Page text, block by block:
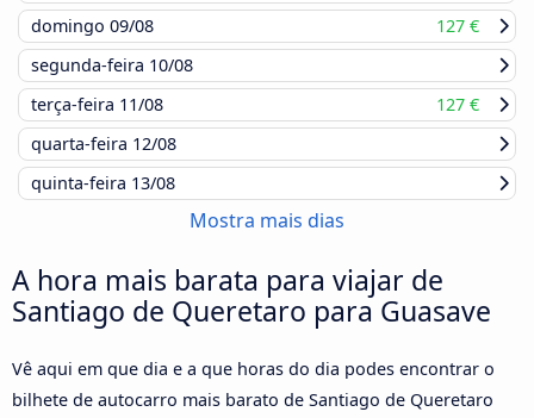
domingo 09/08
127 €
segunda-feira 10/08
terça-feira 11/08
127 €
quarta-feira 12/08
quinta-feira 13/08
Mostra mais dias
A hora mais barata para viajar de
Santiago de Queretaro para Guasave
Vê aqui em que dia e a que horas do dia podes encontrar o
bilhete de autocarro mais barato de Santiago de Queretaro